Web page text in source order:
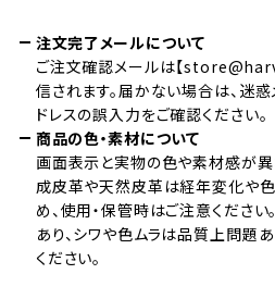
注文完了メールについて
ご注文確認メールは【
信されます。届かない場合は、迷
ドレスの誤入力をご確認ください。
商品の色・素材について
画面表示と実物の色や素材感が異
成皮革や天然皮革は経年変化や
め、使用・保管時はご注意くださ
あり、シワや色ムラは品質上問題
ください。